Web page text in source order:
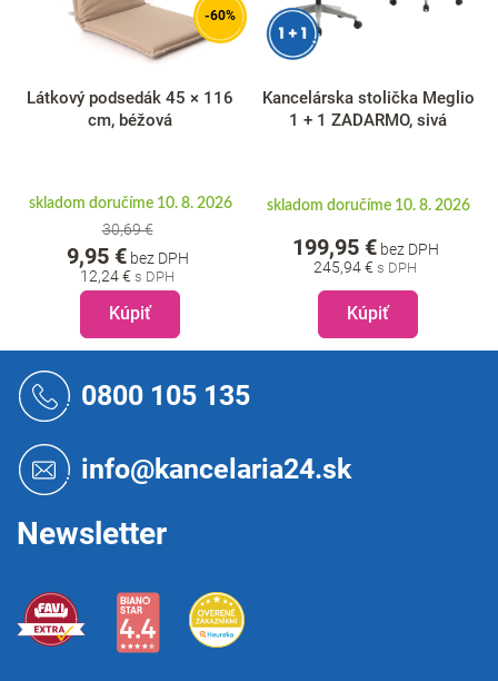
-60%
Látkový podsedák 45 × 116
cm, béžová
skladom doručíme 10. 8. 2026
30,69 €
12,24 €
9,95 €bez DPH
Kúpiť
Kancelárska stolička Meglio
1 + 1 ZADARMO, sivá
skladom doručíme 10. 8. 2026
245,94 €
199,95 €bez DPH
Kúpiť
0800 105 135
info@kancelaria24.sk
Newsletter